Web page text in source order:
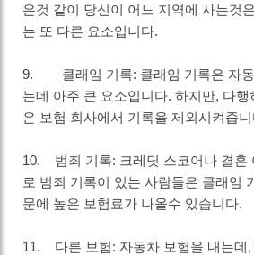
은것 같이 당신이 어느 지역에 사는것
는 또 다른 요소입니다.
9. 클래임 기록: 클래임 기록은 자동
는데 아주 큰 요소입니다. 하지만, 다
은 보험 회사에서 기록을 제외시켜줍니
10. 범죄 기록: 크레딧 스코어나 결혼
로 범죄 기록이 있는 사람들은 클래임
문에 높은 보험료가 나올수 있습니다.
11. 다른 보험: 자동차 보험을 내는데,